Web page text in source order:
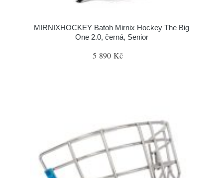
MIRNIXHOCKEY Batoh Mirnix Hockey The Big
One 2.0, černá, Senior
5 890 Kč